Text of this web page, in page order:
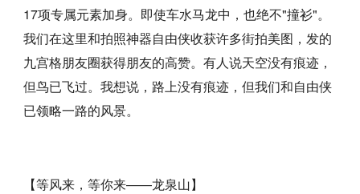
17项专属元素加身。即使车水马龙中，也绝不"撞衫"。
我们在这里和拍照神器自由侠收获许多街拍美图，发的
九宫格朋友圈获得朋友的高赞。有人说天空没有痕迹，
但鸟已飞过。我想说，路上没有痕迹，但我们和自由侠
已领略一路的风景。
【等风来，等你来——龙泉山】